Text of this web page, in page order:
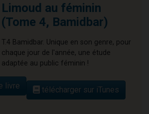
Limoud au féminin
(Tome 4, Bamidbar)
T.4 Bamidbar. Unique en son genre, pour
chaque jour de l'année, une étude
adaptée au public féminin !
livre télécharger sur iTunes